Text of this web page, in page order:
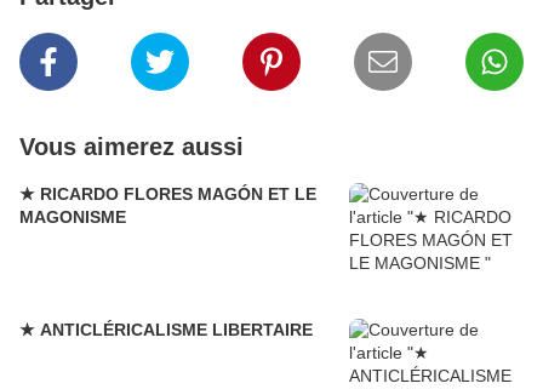
Vous aimerez aussi
★ RICARDO FLORES MAGÓN ET LE
MAGONISME
★ ANTICLÉRICALISME LIBERTAIRE